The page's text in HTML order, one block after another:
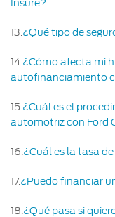
Insure?
13 ¿Qué tipo de
14 ¿Cómo afecta mi
autofinanciamiento
15 ¿Cuál es el
automotriz con Ford
16 ¿Cuál es la tasa
17.¿Puedo financiar
18 ¿Qué pasa si